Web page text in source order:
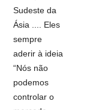
Sudeste da
Ásia .... Eles
sempre
aderir à ideia
“Nós não
podemos
controlar o